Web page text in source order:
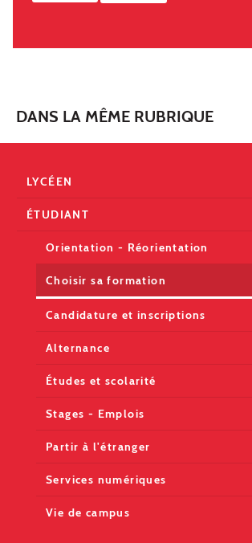
DANS LA MÊME RUBRIQUE
LYCÉEN
ÉTUDIANT
Orientation - Réorientation
Choisir sa formation
Candidature et inscriptions
Alternance
Études et scolarité
Stages - Emplois
Partir à l'étranger
Services numériques
Vie de campus